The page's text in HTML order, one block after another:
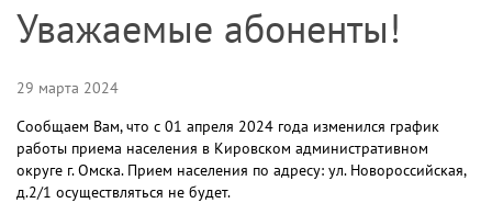
Уважаемые абоненты!
29 марта 2024
Сообщаем Вам, что с 01 апреля 2024 года изменился график
работы приема населения в Кировском административном
округе г. Омска. Прием населения по адресу: ул. Новороссийская,
д.2/1 осуществляться не будет.